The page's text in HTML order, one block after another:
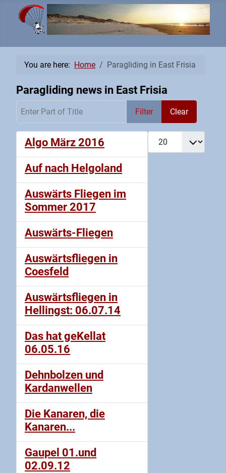
You are here: Home Paragliding in East Frisia
Paragliding news in East Frisia
Filter Clear
Display #
Algo März 2016
Auf nach Helgoland
Auswärts Fliegen im
Sommer 2017
Auswärts-Fliegen
Auswärtsfliegen in
Coesfeld
Auswärtsfliegen in
Hellingst: 06.07.14
Das hat geKellat
06.05.16
Dehnbolzen und
Kardanwellen
Die Kanaren, die
Kanaren...
Gaupel 01.und
02.09.12